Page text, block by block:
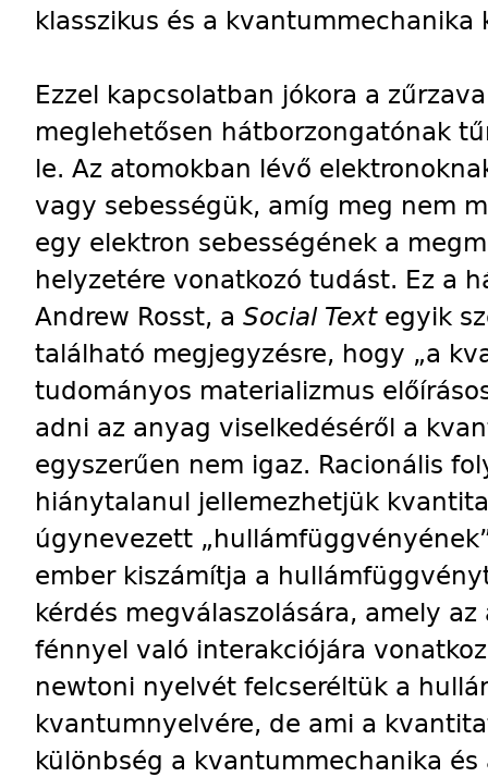
klasszikus és a kvantummechanika
Ezzel kapcsolatban jókora a
meglehetősen hátborzongatónak
le. Az atomokban lévő
vagy sebességük, amíg meg nem
egy elektron sebességének a
helyzetére vonatkozó tudást. Ez a
Andrew Rosst, a Social Text egyik
található megjegyzésre, hogy „a
tudományos materializmus
adni az anyag viselkedéséről a
egyszerűen nem igaz. Racionális
hiánytalanul jellemezhetjük
úgynevezett
ember kiszámítja a
kérdés megválaszolására, amely
fénnyel való interakciójára
newtoni nyelvét felcseréltük a
kvantumnyelvére, de ami a
különbség a kvantummechanika